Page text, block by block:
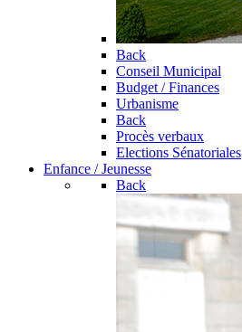
Back
Conseil Municipal
Budget / Finances
Urbanisme
Back
Procès verbaux
Elections Sénatoriales
Enfance / Jeunesse
Back